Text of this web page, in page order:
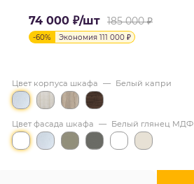
74 000 ₽/шт 185 000₽
-60% Экономия 111 000 ₽
Цвет корпуса шкафа — Белый капри
Цвет фасада шкафа — Белый глянец МДФ